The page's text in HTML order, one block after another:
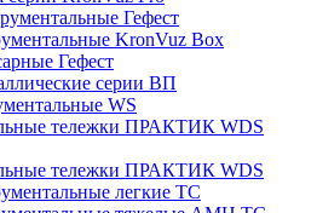
Гефест
KronVuz Box
Гефест
серии ВП
WS
тележки ПРАКТИК WDS
тележки ПРАКТИК WDS
легкие ТС